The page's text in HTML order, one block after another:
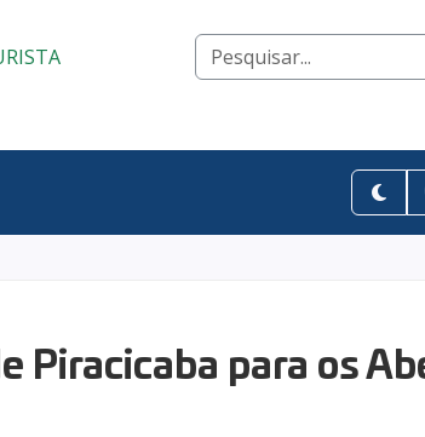
Piracicaba para os